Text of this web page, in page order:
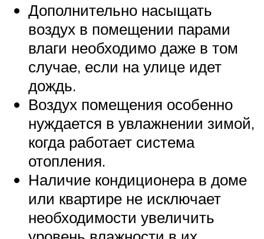
Дополнительно насыщать
воздух в помещении парами
влаги необходимо даже в том
случае, если на улице идет
дождь.
Воздух помещения особенно
нуждается в увлажнении зимой,
когда работает система
отопления.
Наличие кондиционера в доме
или квартире не исключает
необходимости увеличить